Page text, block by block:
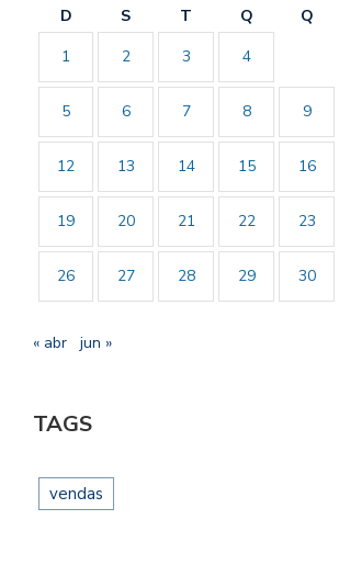
D S T Q Q
1
2 3 4
5 6 7 8 9
12 13 14 15 16
19 20 21 22 23
26 27 28 29 30
« abr jun »
TAGS
vendas